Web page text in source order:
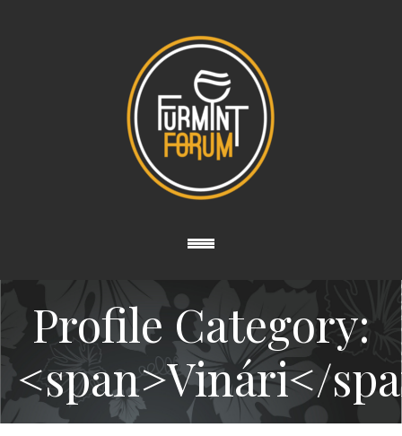
Profile Category:
<span>Vinári</